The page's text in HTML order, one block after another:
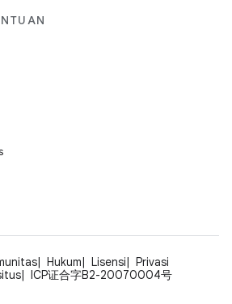
Hukum Lisensi
Privasi
ICP证合字B2-20070004号